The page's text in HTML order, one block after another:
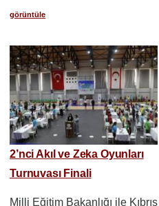
görüntüle
2’nci Akıl ve Zeka Oyunları
Turnuvası Finali
Milli Eğitim Bakanlığı ile Kıbrıs